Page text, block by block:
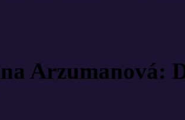
Arzumanová: